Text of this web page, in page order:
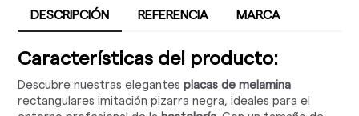
DESCRIPCIÓN REFERENCIA MARCA
Características del producto:
Descubre nuestras elegantesplacas de melamina
rectangulares imitación pizarra negra, ideales para el